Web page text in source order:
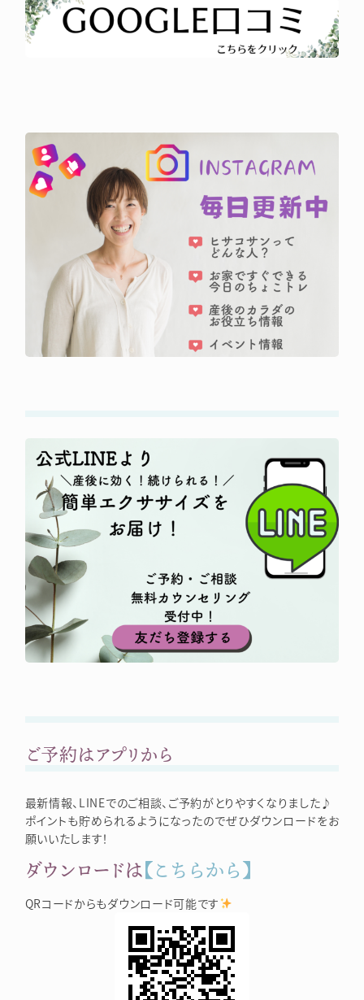
ご予約はアプリから
最新情報、LINEでのご相談、ご予約がとりやすくなりました♪
ポイントも貯められるようになったのでぜひダウンロードをお
願いいたします！
ダウンロードは【こちらから】
QRコードからもダウンロード可能です